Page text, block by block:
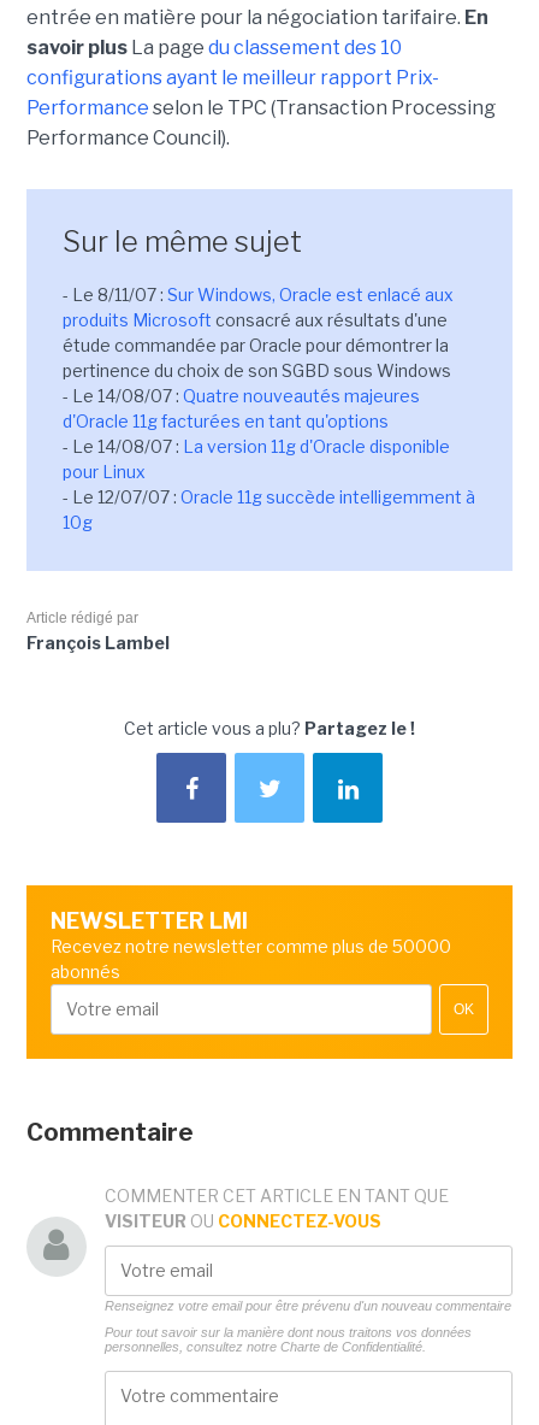
entrée en matière pour la négociation tarifaire. En
savoir plus La page du classement des 10
configurations ayant le meilleur rapport Prix-
Performance selon le TPC (Transaction Processing
Performance Council).
Sur le même sujet
- Le 8/11/07 : Sur Windows, Oracle est enlacé aux
produits Microsoft consacré aux résultats d'une
étude commandée par Oracle pour démontrer la
pertinence du choix de son SGBD sous Windows
- Le 14/08/07 : Quatre nouveautés majeures
d'Oracle 11g facturées en tant qu'options
- Le 14/08/07 : La version 11g d'Oracle disponible
pour Linux
- Le 12/07/07 : Oracle 11g succède intelligemment à
10g
Article rédigé par
François Lambel
Cet article vous a plu? Partagez le !
NEWSLETTER LMI
Recevez notre newsletter comme plus de 50000
abonnés
OK
Commentaire
COMMENTER CET ARTICLE EN TANT QUE
VISITEUR OU CONNECTEZ-VOUS
Renseignez votre email pour être prévenu d'un nouveau commentaire
Pour tout savoir sur la manière dont nous traitons vos données
personnelles, consultez notre Charte de Confidentialité.